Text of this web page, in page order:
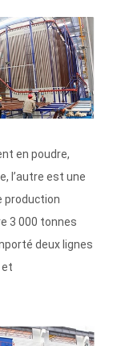
en poudre,
l’autre est une
production
3 000 tonnes
deux lignes
et